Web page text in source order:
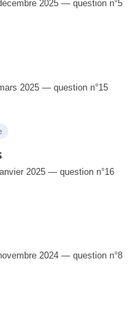
2025 — question n°5
2025 — question n°15
2025 — question n°16
2024 — question n°8